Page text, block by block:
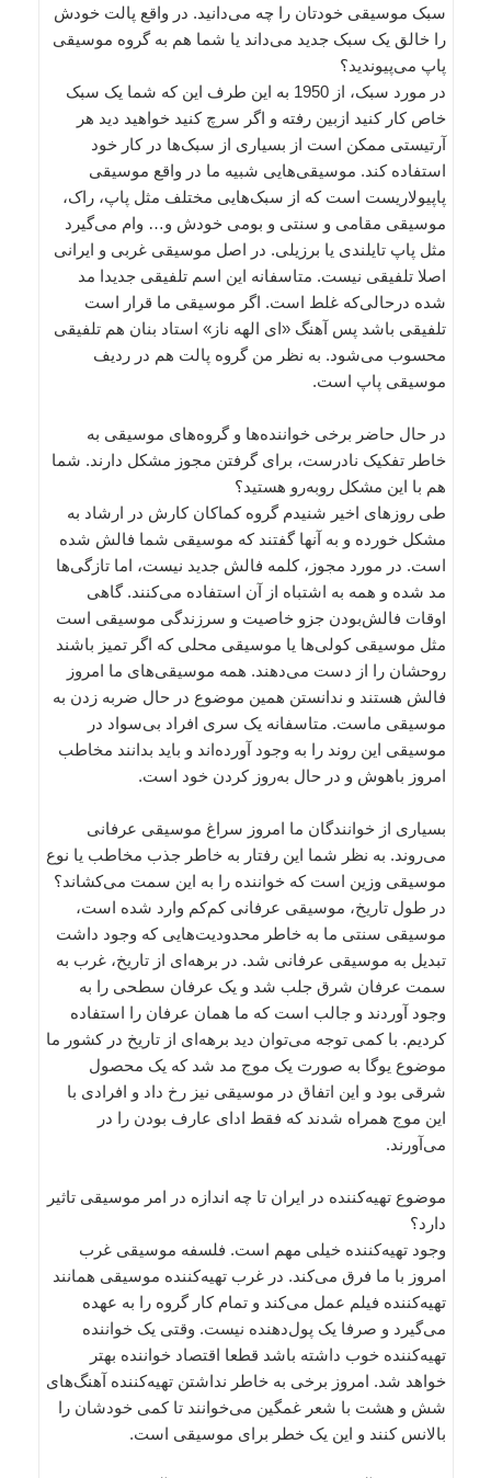
سبک موسیقی خودتان را چه می‌دانید. در واقع پالت خودش
را خالق یک سبک جدید می‌داند یا شما هم به گروه موسیقی
پاپ می‌پیوندید؟
در مورد سبک، از 1950 به این طرف این که شما یک سبک
خاص کار کنید ازبین رفته و اگر سرچ کنید خواهید دید هر
آرتیستی ممکن است از بسیاری از سبک‌ها در کار خود
استفاده کند. موسیقی‌هایی شبیه ما در واقع موسیقی
پاپیولاریست است که از سبک‌هایی مختلف مثل پاپ، راک،
موسیقی مقامی و سنتی و بومی خودش و… وام می‌گیرد
مثل پاپ تایلندی یا برزیلی. در اصل موسیقی غربی و ایرانی
اصلا تلفیقی نیست. متاسفانه این اسم تلفیقی جدیدا مد
شده درحالی‌که غلط است. اگر موسیقی ما قرار است
تلفیقی باشد پس آهنگ «ای الهه ناز» استاد بنان هم تلفیقی
محسوب می‌شود. به نظر من گروه پالت هم در ردیف
موسیقی پاپ است.
در حال حاضر برخی خواننده‌ها و گروه‌های موسیقی به
خاطر تفکیک نادرست، برای گرفتن مجوز مشکل دارند. شما
هم با این مشکل روبه‌رو هستید؟
طی روزهای اخیر شنیدم گروه کماکان کارش در ارشاد به
مشکل خورده و به آنها گفتند که موسیقی شما فالش شده
است. در مورد مجوز، کلمه فالش جدید نیست، اما تاز‌گی‌ها
مد شده و همه به اشتباه از آن استفاده می‌کنند. گاهی
اوقات فالش‌بودن جزو خاصیت و سرزندگی موسیقی است
مثل موسیقی کولی‌ها یا موسیقی محلی که اگر تمیز باشند
روحشان را از دست می‌دهند. همه‌ موسیقی‌های ما امروز
فالش هستند و ندانستن همین موضوع در حال ضربه زدن به
موسیقی ماست. متاسفانه یک سری افراد بی‌سواد در
موسیقی این روند را به وجود آورده‌اند و باید بدانند مخاطب
امروز باهوش و در حال به‌روز کردن خود است.
بسیاری از خوانندگان ما امروز سراغ موسیقی عرفانی
می‌روند. به نظر شما این رفتار به خاطر جذب مخاطب یا نوع
موسیقی وزین است که خواننده را به این سمت می‌کشاند؟
در طول تاریخ، موسیقی عرفانی کم‌کم وارد شده است،
موسیقی سنتی ما به خاطر محدودیت‌هایی که وجود داشت
تبدیل به موسیقی عرفانی شد. در برهه‌ای از تاریخ، غرب به
سمت عرفان شرق جلب شد و یک عرفان سطحی را به
وجود آوردند و جالب است که ما همان عرفان را استفاده
کردیم. با کمی توجه می‌توان دید برهه‌ای از تاریخ در کشور ما
موضوع یوگا به صورت یک موج مد شد که یک محصول
شرقی بود و این اتفاق در موسیقی نیز رخ داد و افرادی با
این موج همراه شدند که فقط ادای عارف بودن را در
می‌آورند.
موضوع تهیه‌کننده در ایران تا چه اندازه در امر موسیقی تاثیر
دارد؟
وجود تهیه‌کننده خیلی مهم است. فلسفه موسیقی غرب
امروز با ما فرق می‌کند. در غرب تهیه‌کننده موسیقی همانند
تهیه‌کننده فیلم عمل می‌کند و تمام کار گروه را به عهده
می‌گیرد و صرفا یک پول‌دهنده نیست. وقتی یک خواننده
تهیه‌کننده خوب داشته باشد قطعا اقتصاد خواننده بهتر
خواهد شد. امروز برخی به خاطر نداشتن تهیه‌کننده آهنگ‌های
شش و هشت با شعر غمگین می‌خوانند تا کمی خودشان را
بالانس کنند و این یک خطر برای موسیقی است.